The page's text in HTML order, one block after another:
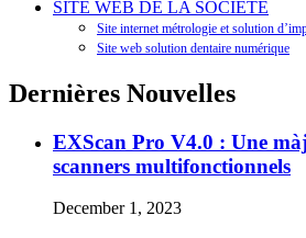
SITE WEB DE LA SOCIÉTÉ
Site internet métrologie et solution
Site web solution dentaire numérique
Dernières Nouvelles
EXScan Pro V4.0 : Une
scanners multifonctionnels
December 1, 2023